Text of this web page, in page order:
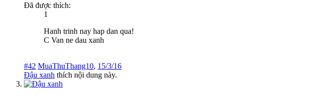
Đã được thích:
1
Hanh trinh nay hap dan qua!
C Van ne dau xanh
#42 MuaThuThang10, 15/3/16
Đậu xanh thích nội dung này.